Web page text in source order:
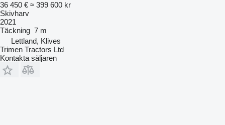
36 450 € ≈ 399 600 kr
Skivharv
2021
Täckning 7 m
Lettland, Klives
Trimen Tractors Ltd
Kontakta säljaren